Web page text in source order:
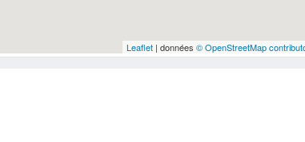
Leaflet| données © OpenStreetMap